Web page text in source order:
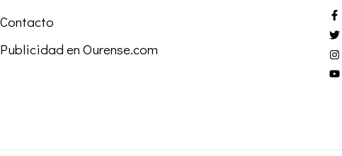
Contacto
Publicidad en Ourense.com